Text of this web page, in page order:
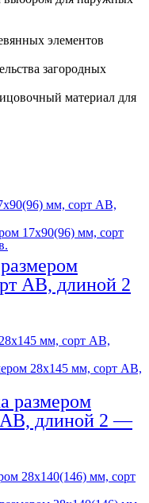
элементов
загородных
материал для
AB, длиной 2
размером
AB, длиной 2 —